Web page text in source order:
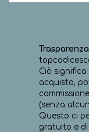
Trasparenza
Ciò
acquisto,
(senza
Questo ci
gratuito e